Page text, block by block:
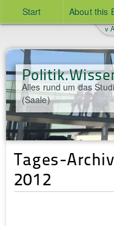
Start About this
Alles rund um das
(Saale)
v
Tages-
2012